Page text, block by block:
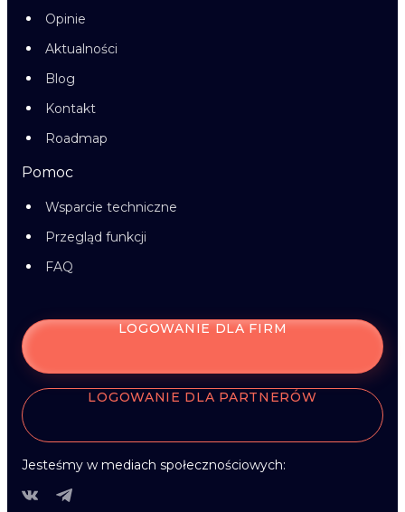
Opinie
Aktualności
Blog
Kontakt
Roadmap
Pomoc
Wsparcie techniczne
Przegląd funkcji
FAQ
LOGOWANIE DLA FIRM
LOGOWANIE DLA PARTNERÓW
Jesteśmy w mediach społecznościowych: